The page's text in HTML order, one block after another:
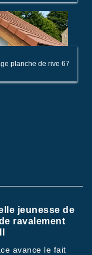
planche de rive 67
jeunesse de
ravalement
avance le fait